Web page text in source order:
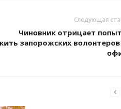
Следующая
Чиновник отрицает
запорожских волонтеров